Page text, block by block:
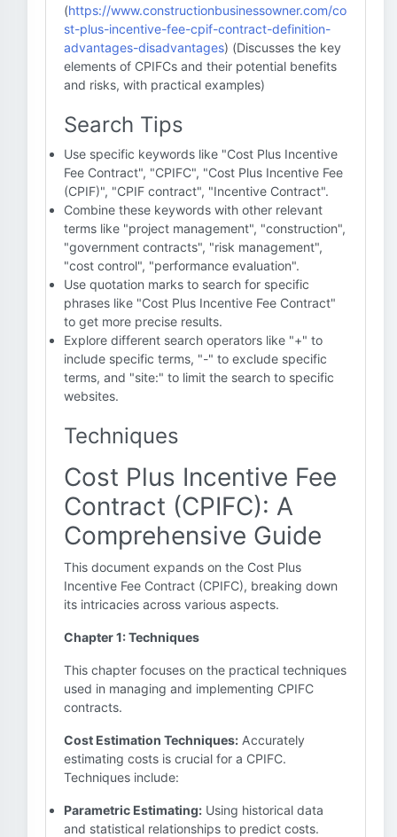
(https://www.constructionbusinessowner.com/co
st-plus-incentive-fee-cpif-contract-definition-
advantages-disadvantages) (Discusses the key
elements of CPIFCs and their potential benefits
and risks, with practical examples)
Search Tips
Use specific keywords like "Cost Plus Incentive
Fee Contract", "CPIFC", "Cost Plus Incentive Fee
(CPIF)", "CPIF contract", "Incentive Contract".
Combine these keywords with other relevant
terms like "project management", "construction",
"government contracts", "risk management",
"cost control", "performance evaluation".
Use quotation marks to search for specific
phrases like "Cost Plus Incentive Fee Contract"
to get more precise results.
Explore different search operators like "+" to
include specific terms, "-" to exclude specific
terms, and "site:" to limit the search to specific
websites.
Techniques
Cost Plus Incentive Fee
Contract (CPIFC): A
Comprehensive Guide
This document expands on the Cost Plus
Incentive Fee Contract (CPIFC), breaking down
its intricacies across various aspects.
Chapter 1: Techniques
This chapter focuses on the practical techniques
used in managing and implementing CPIFC
contracts.
Cost Estimation Techniques: Accurately
estimating costs is crucial for a CPIFC.
Techniques include:
Parametric Estimating: Using historical data
and statistical relationships to predict costs.